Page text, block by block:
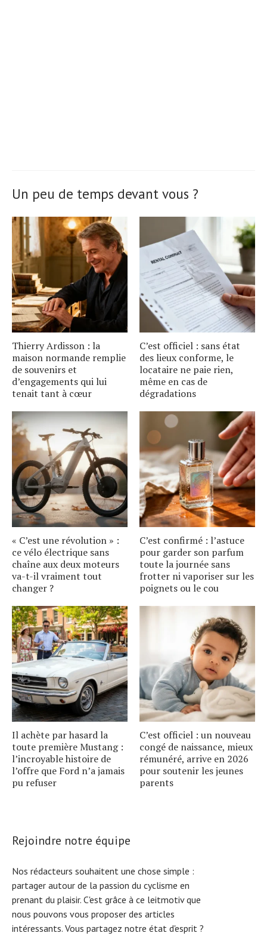
Un peu de temps devant vous ?
Thierry Ardisson : la
maison normande remplie
de souvenirs et
d’engagements qui lui
tenait tant à cœur
C’est officiel : sans état
des lieux conforme, le
locataire ne paie rien,
même en cas de
dégradations
« C’est une révolution » :
ce vélo électrique sans
chaîne aux deux moteurs
va-t-il vraiment tout
changer ?
C’est confirmé : l’astuce
pour garder son parfum
toute la journée sans
frotter ni vaporiser sur les
poignets ou le cou
Il achète par hasard la
toute première Mustang :
l’incroyable histoire de
l’offre que Ford n’a jamais
pu refuser
C’est officiel : un nouveau
congé de naissance, mieux
rémunéré, arrive en 2026
pour soutenir les jeunes
parents
Rejoindre notre équipe
Nos rédacteurs souhaitent une chose simple :
partager autour de la passion du cyclisme en
prenant du plaisir. C'est grâce à ce leitmotiv que
nous pouvons vous proposer des articles
intéressants. Vous partagez notre état d'esprit ?